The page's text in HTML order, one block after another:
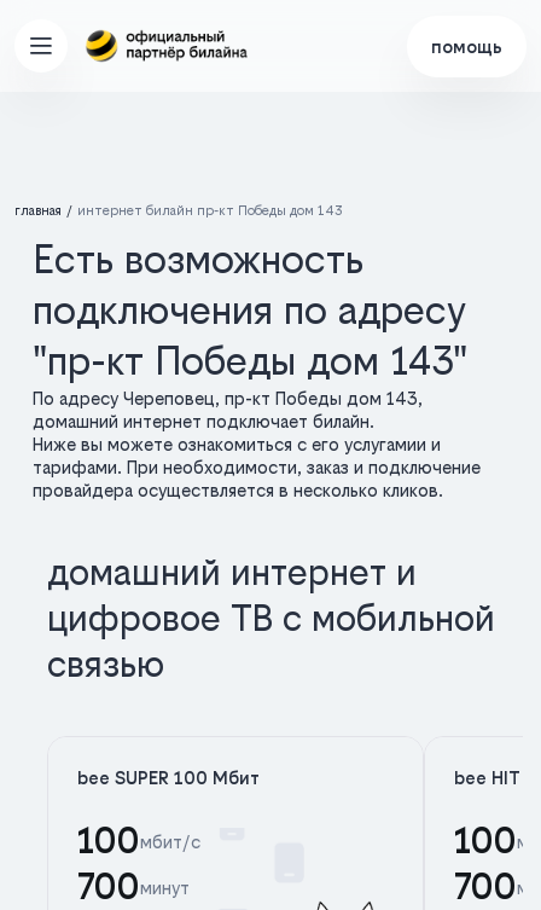
помощь
главная интернет билайн пр-кт Победы дом 143
Есть возможность
подключения по адресу
"пр-кт Победы дом 143"
По адресу Череповец, пр-кт Победы дом 143,
домашний интернет подключает билайн.
Ниже вы можете ознакомиться с его услугамии и
тарифами. При необходимости, заказ и подключение
провайдера осуществляется в несколько кликов.
домашний интернет и
цифровое ТВ с мобильной
связью
bee SUPER 100 Мбит
100мбит/с
700минут
bee HIT
100
700